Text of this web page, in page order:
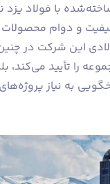
با فولاد یزد
و دوام
این شرکت در
را تأیید
به نیاز